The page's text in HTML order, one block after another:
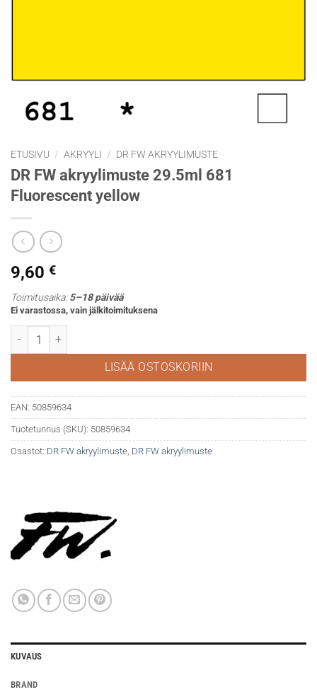
ETUSIVU / AKRYYLI / DR FW AKRYYLIMUSTE
DR FW akryylimuste 29.5ml 681
Fluorescent yellow
9,60 €
Toimitusaika:5–18 päivää
Ei varastossa, vain jälkitoimituksena
DR FW akryylimuste 29.5ml 681 Fluorescent yellow määrä
LISÄÄ OSTOSKORIIN
EAN: 50859634
Tuotetunnus (SKU): 50859634
Osastot: DR FW akryylimuste, DR FW akryylimuste
KUVAUS
BRAND